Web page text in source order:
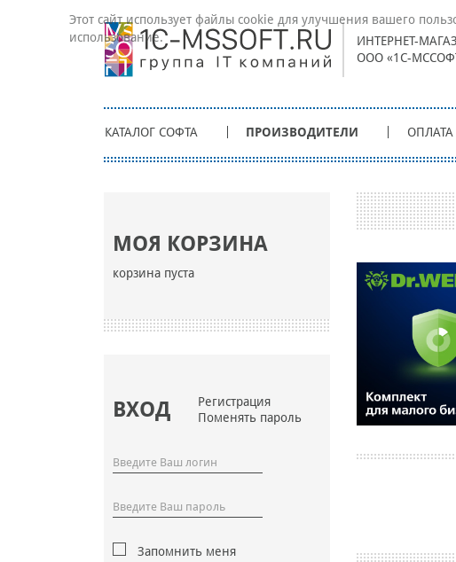
ИНТЕРНЕТ-
ООО «1С-
КАТАЛОГ СОФТА ПРОИЗВОДИТЕЛИ ОПЛАТА
МОЯ КОРЗИНА
корзина пуста
ВХОД
Регистрация
Поменять пароль
Запомнить меня
Этот сайт использует файлы cookie для улучшения вашего
использование.